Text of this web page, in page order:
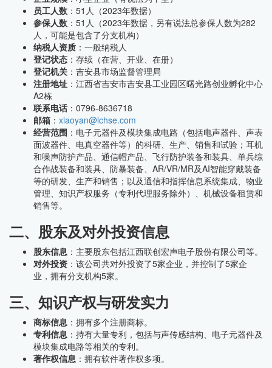
员工人数 ：51人（2023年数据）
参保人数 ：51人（2023年数据，另有说法总参保人数为282
人，可能是包含了分支机构）
纳税人资质 ：一般纳税人
登记状态 ：存续（在营、开业、在册）
登记机关 ：吉安县市场监督管理局
注册地址 ：江西省吉安市吉安县工业园区曙光路创业孵化中心
A2栋
联系电话 ：0796-8636718
邮箱 ： xiaoyan@lchse.com
经营范围 ：电子元器件及模块集成电路（包括电声器件、声表
面波器件、电真空器件等）的科研、生产、销售和试验；耳机
和噪声防护产品、通信帽产品、飞行防护装备和装具、单兵综
合作战装备和装具、防暴装备、AR/VR/MR及AI智能穿戴装备
等的研发、生产和销售；以及通信和指挥信息系统集成、物业
管理、知识产权服务（专利代理服务除外）、机械设备租赁和
销售等。
二、股东及对外投资信息
股东信息 ：主要股东包括江西联创宏声电子股份有限公司等。
对外投资 ：该公司共对外投资了5家企业，并控制了5家企
业，拥有分支机构5家。
三、知识产权与研发实力
商标信息 ：拥有多个注册商标。
专利信息 ：持有大量专利，包括与声传感结构、电子元器件及
模块集成电路等相关的专利。
著作权信息 ：拥有软件著作权多项。